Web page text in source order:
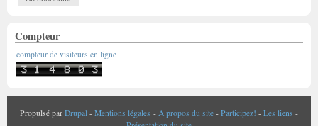
Compteur
compteur de visiteurs en ligne
Propulsé par Drupal - Mentions légales - A propos du site - Participez! - Les liens -